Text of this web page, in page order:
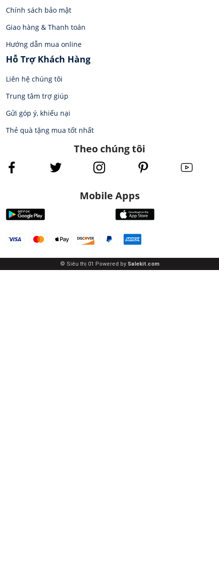
Chính sách bảo mật
Giao hàng & Thanh toán
Hướng dẫn mua online
Hỗ Trợ Khách Hàng
Liên hệ chúng tôi
Trung tâm trợ giúp
Gửi góp ý, khiếu nại
Thẻ quà tặng mua tốt nhất
Theo chúng tôi
Mobile Apps
© Siêu thị 01 Powered by Salekit.com